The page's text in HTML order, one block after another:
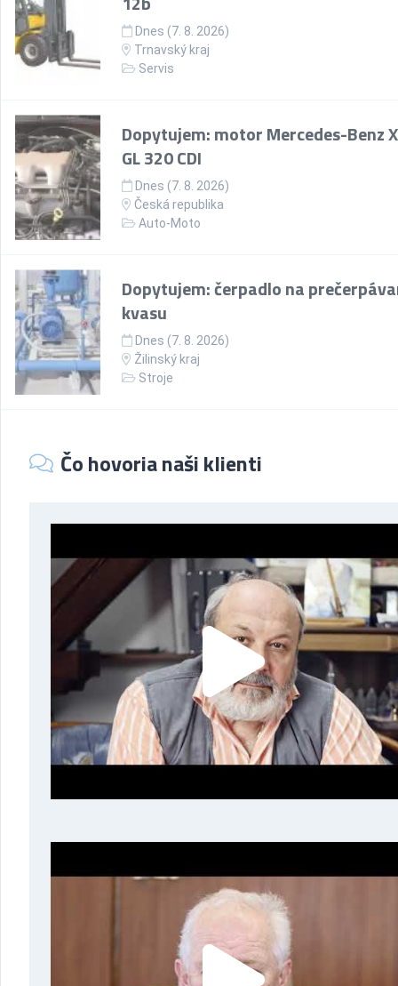
Dnes (7. 8. 2026)
Trnavský kraj
Servis
Dopytujem: motor Mercedes-Benz
GL 320 CDI
Dnes (7. 8. 2026)
Česká republika
Auto-Moto
Dopytujem: čerpadlo na
kvasu
Dnes (7. 8. 2026)
Žilinský kraj
Stroje
Čo hovoria naši klienti